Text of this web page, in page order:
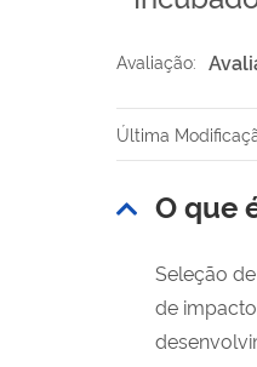
Avaliação:
Última
O que
Seleção
de